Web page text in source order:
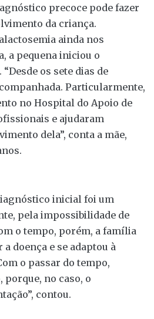
precoce pode fazer
da criança.
ainda nos
a pequena iniciou o
os sete dias de
Particularmente,
no Hospital do Apoio de
e ajudaram
dela”, conta a mãe,
inicial foi um
pela impossibilidade de
o tempo, porém, a família
doença e se adaptou à
o passar do tempo,
porque, no caso, o
contou.